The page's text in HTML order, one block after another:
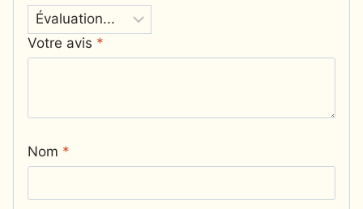
Votre avis *
Nom *